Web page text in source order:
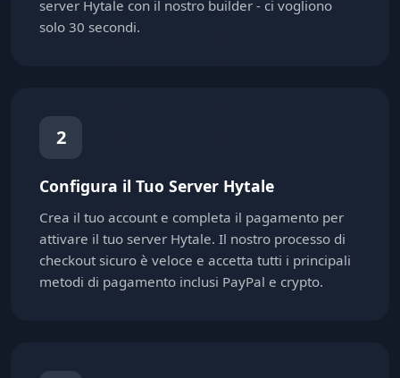
server Hytale con il nostro builder - ci vogliono
solo 30 secondi.
2
Configura il Tuo Server Hytale
Crea il tuo account e completa il pagamento per
attivare il tuo server Hytale. Il nostro processo di
checkout sicuro è veloce e accetta tutti i principali
metodi di pagamento inclusi PayPal e crypto.